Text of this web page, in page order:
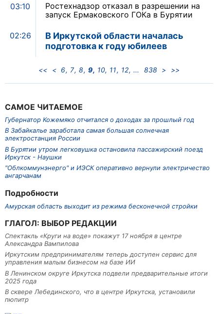
САМОЕ ЧИТАЕМОЕ
Губернатор Кожемяко отчитался о доходах за прошлый год
В Забайкалье заработала самая большая солнечная
электростанция России
В Бурятии утром легковушка остановила пассажирский поезд
Иркутск - Наушки
"Облкоммунэнерго" и ИЭСК оперативно вернули электричество
ангарчанам
Подробности
Амурская область выходит из режима бесконечной стройки
ГЛАГОЛ: ВЫБОР РЕДАКЦИИ
Спектакль «Круги на воде» покажут 17 ноября в центре
Александра Вампилова
Иркутским предпринимателям теперь доступен сервис для
управления малым бизнесом на базе ИИ
В Ленинском округе Иркутска подвели предварительные итоги
2025 года
В сквере Лебединского, что в центре Иркутска, установили
пюпитр
03:10
Ростехнадзор отказал в разрешении на
запуск Ермаковского ГОКа в Бурятии
02:26
В Иркутской области началась
подготовка к году юбилеев
<< < 6 7 8 9 10 11 12 838 > >>